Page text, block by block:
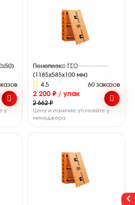
у
Пеноплэкс ГЕО
(1185х585х100 мм)
4.5
60 заказов
2 200 ₽ / упак
2 662 ₽
Цену и наличие уточняйте у
менеджера